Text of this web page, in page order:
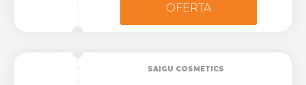
OFERTA
SAIGU COSMETICS